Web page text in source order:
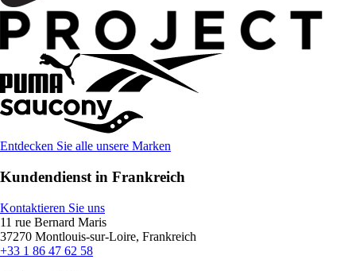
Entdecken Sie alle unsere Marken
Kundendienst in Frankreich
Kontaktieren Sie uns
11 rue Bernard Maris
37270 Montlouis-sur-Loire, Frankreich
+33 1 86 47 62 58